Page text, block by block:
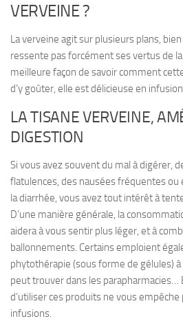
VERVEINE ?
La verveine agit sur plusieurs plans,
ressente pas forcément ses vertus de
meilleure façon de savoir comment
d’y goûter, elle est délicieuse en
LA TISANE VERVEINE,
DIGESTION
Si vous avez souvent du mal à digérer,
flatulences, des nausées fréquentes ou
la diarrhée, vous avez tout intérêt à
D’une manière générale, la
aidera à vous sentir plus léger, et à
ballonnements. Certains emploient
phytothérapie (sous forme de gélules) à
peut trouver dans les
d’utiliser ces produits ne vous
infusions.